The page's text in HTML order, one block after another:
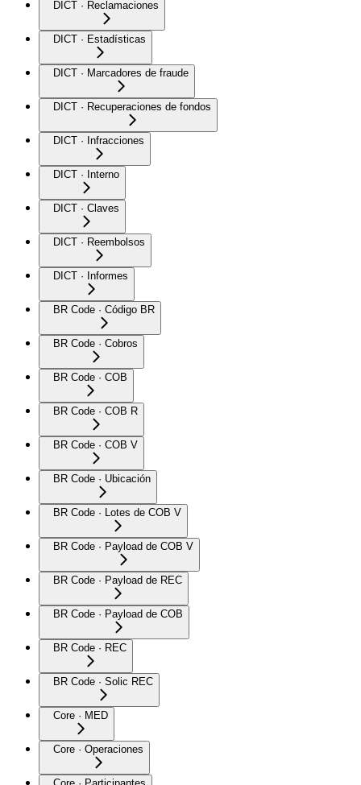
DICT · Reclamaciones
DICT · Estadísticas
DICT · Marcadores de fraude
DICT · Recuperaciones de fondos
DICT · Infracciones
DICT · Interno
DICT · Claves
DICT · Reembolsos
DICT · Informes
BR Code · Código BR
BR Code · Cobros
BR Code · COB
BR Code · COB R
BR Code · COB V
BR Code · Ubicación
BR Code · Lotes de COB V
BR Code · Payload de COB V
BR Code · Payload de REC
BR Code · Payload de COB
BR Code · REC
BR Code · Solic REC
Core · MED
Core · Operaciones